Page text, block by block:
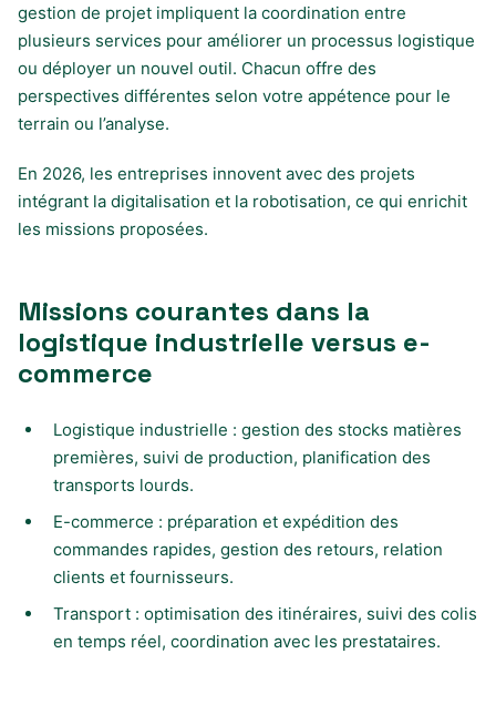
gestion de projet impliquent la coordination entre
plusieurs services pour améliorer un processus logistique
ou déployer un nouvel outil. Chacun offre des
perspectives différentes selon votre appétence pour le
terrain ou l’analyse.
En 2026, les entreprises innovent avec des projets
intégrant la digitalisation et la robotisation, ce qui enrichit
les missions proposées.
Missions courantes dans la
logistique industrielle versus e-
commerce
Logistique industrielle : gestion des stocks matières
premières, suivi de production, planification des
transports lourds.
E-commerce : préparation et expédition des
commandes rapides, gestion des retours, relation
clients et fournisseurs.
Transport : optimisation des itinéraires, suivi des colis
en temps réel, coordination avec les prestataires.